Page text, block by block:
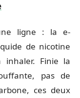
ligne : la e-
de nicotine
Finie la
pas de
ces deux